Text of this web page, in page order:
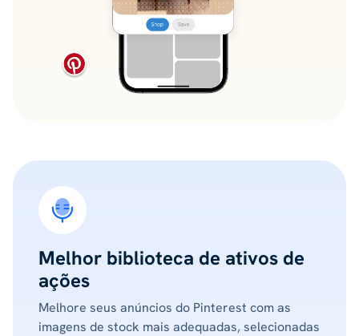
Melhor biblioteca de ativos de
ações
Melhore seus anúncios do Pinterest com as
imagens de stock mais adequadas, selecionadas